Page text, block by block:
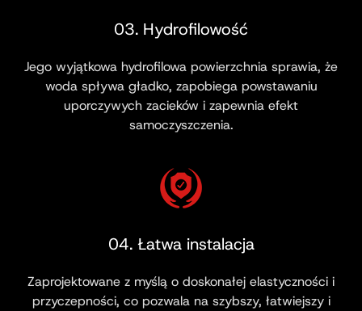
03. Hydrofilowość
Jego wyjątkowa hydrofilowa powierzchnia sprawia, że
​​woda spływa gładko, zapobiega powstawaniu
uporczywych zacieków i zapewnia efekt
samoczyszczenia.
04. Łatwa instalacja
Zaprojektowane z myślą o doskonałej elastyczności i
przyczepności, co pozwala na szybszy, łatwiejszy i